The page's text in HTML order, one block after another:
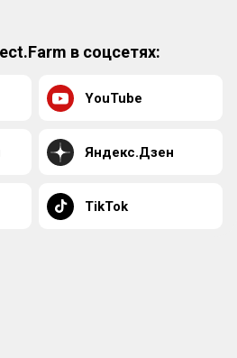
в соцсетях:
YouTube
Яндекс.Дзен
TikTok